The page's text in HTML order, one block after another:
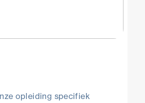
opleiding specifiek